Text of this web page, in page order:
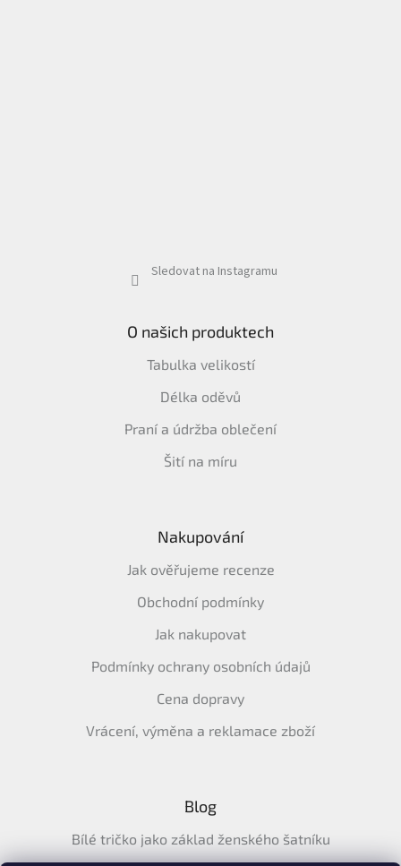
Sledovat na Instagramu
O našich produktech
Tabulka velikostí
Délka oděvů
Praní a údržba oblečení
Šití na míru
Nakupování
Jak ověřujeme recenze
Obchodní podmínky
Jak nakupovat
Podmínky ochrany osobních údajů
Cena dopravy
Vrácení, výměna a reklamace zboží
Blog
Bílé tričko jako základ ženského šatníku